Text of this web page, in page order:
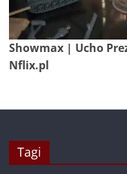
Showmax | Ucho
Nflix.pl
Tagi